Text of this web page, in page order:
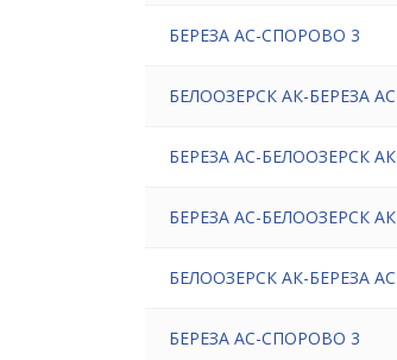
БЕРЕЗА АС-СПОРОВО 3
БЕЛООЗЕРСК АК-БЕРЕЗА АС
БЕРЕЗА АС-БЕЛООЗЕРСК АК
БЕРЕЗА АС-БЕЛООЗЕРСК АК
БЕЛООЗЕРСК АК-БЕРЕЗА АС
БЕРЕЗА АС-СПОРОВО 3